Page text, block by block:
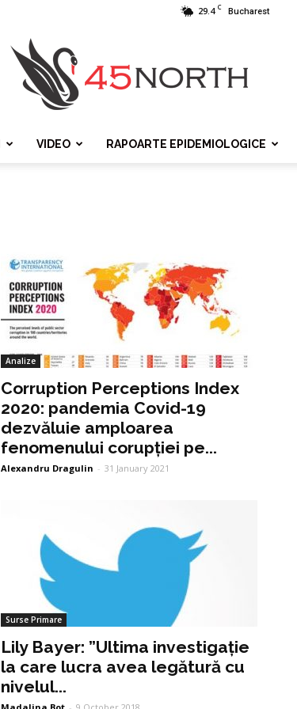
29.4 C Bucharest
VIDEO RAPOARTE EPIDEMIOLOGICE
Analize
Corruption Perceptions Index
2020: pandemia Covid-19
dezvăluie amploarea
fenomenului corupției pe...
Alexandru Dragulin - 31 January 2021
Surse Primare
Lily Bayer: ”Ultima investigație
la care lucra avea legătură cu
nivelul...